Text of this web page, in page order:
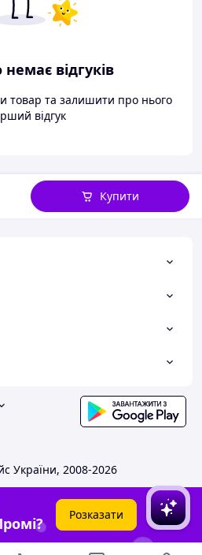
відгуків
товар та залишити про нього
відгук
Купити
України, 2008-2026
Розказати